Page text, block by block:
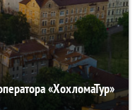
«ХохломаТур»